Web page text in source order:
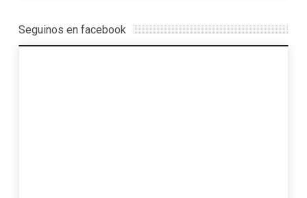
Seguinos en facebook